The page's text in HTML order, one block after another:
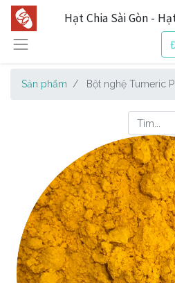
Hạt Chia Sài Gòn -
Sản phẩm Bột nghệ Tumeric